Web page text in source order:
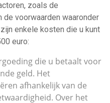
zoals de
voorwaarden waaronder
enkele kosten die u kunt
euro:
die u betaalt voor
geld. Het
afhankelijk van de
Over het